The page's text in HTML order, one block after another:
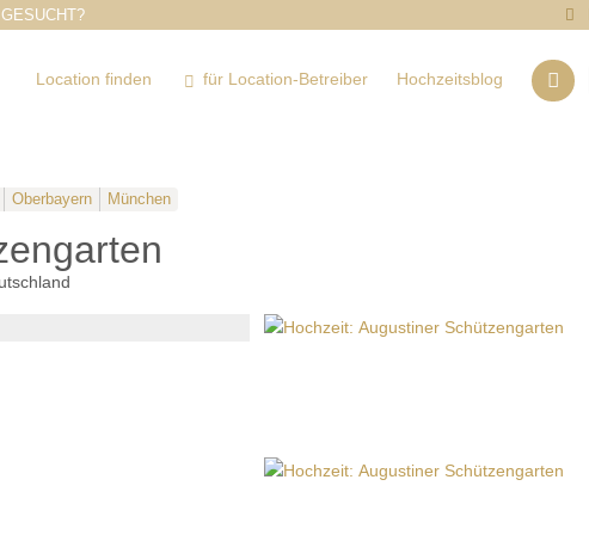
Location finden für Location-Betreiber Hochzeitsblog
Oberbayern München